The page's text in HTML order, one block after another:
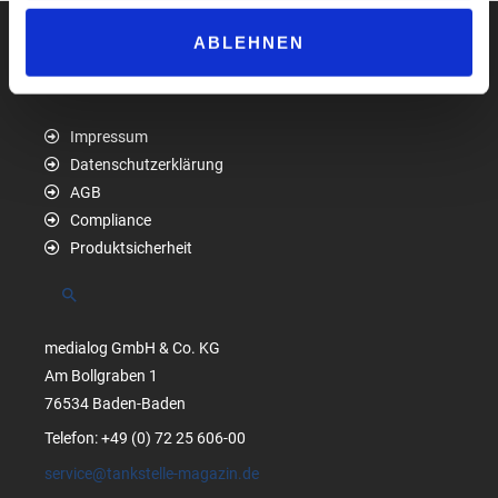
ABLEHNEN
Impressum
Datenschutzerklärung
AGB
Compliance
Produktsicherheit
Suchen
medialog GmbH & Co. KG
Am Bollgraben 1
76534 Baden-Baden
Telefon: +49 (0) 72 25 606-00
service@tankstelle-magazin.de